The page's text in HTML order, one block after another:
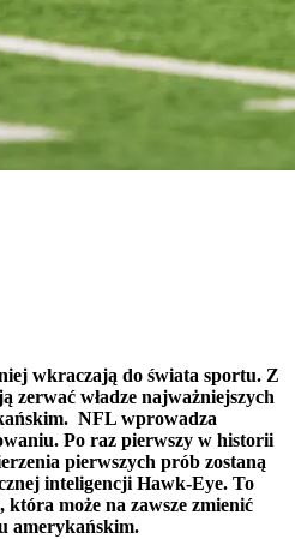
wkraczają do świata sportu. Z
zerwać władze najważniejszych
NFL wprowadza
Po raz pierwszy w historii
pierwszych prób zostaną
inteligencji Hawk-Eye. To
może na zawsze zmienić
amerykańskim.